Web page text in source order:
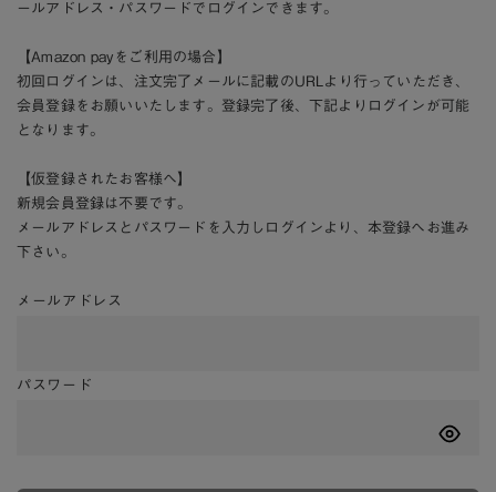
ールアドレス・パスワードでログインできます。
【Amazon payをご利用の場合】
初回ログインは、注文完了メールに記載のURLより行っていただき、
会員登録をお願いいたします。登録完了後、下記よりログインが可能
となります。
【仮登録されたお客様へ】
新規会員登録は不要です。
メールアドレスとパスワードを入力しログインより、本登録へお進み
下さい。
メールアドレス
パスワード